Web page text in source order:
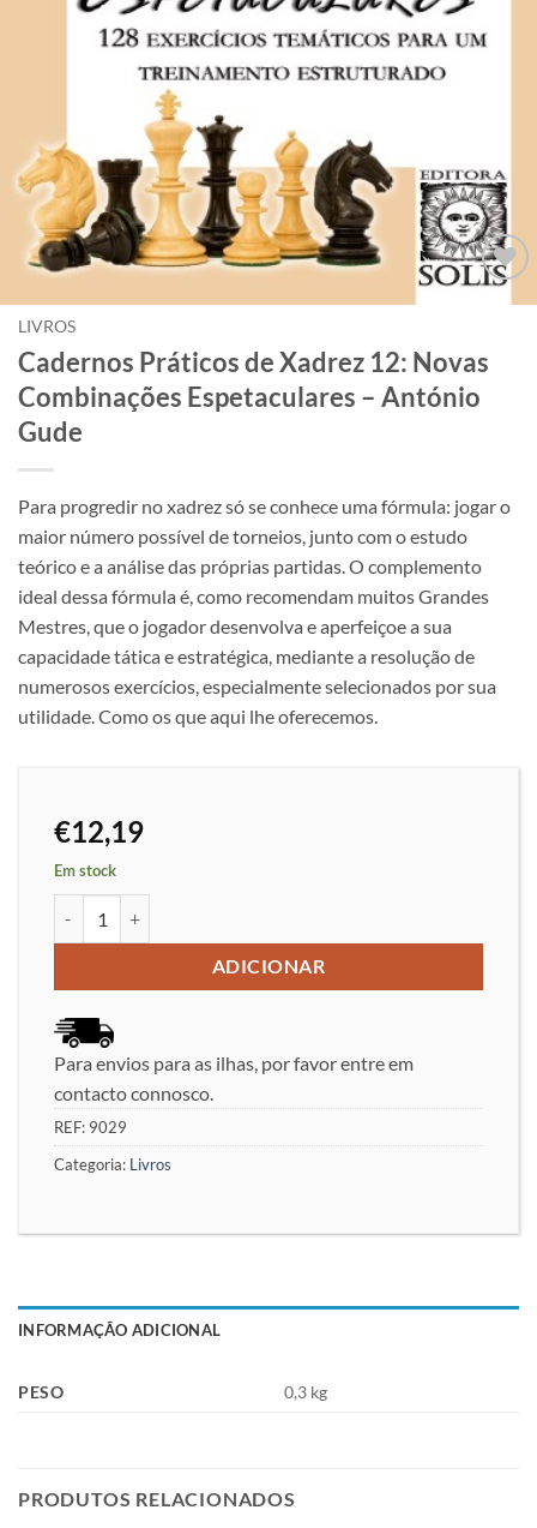
Adicionar
LIVROS
Cadernos Práticos de Xadrez 12: Novas
Combinações Espetaculares – António
Gude
Para progredir no xadrez só se conhece uma fórmula: jogar o
maior número possível de torneios, junto com o estudo
teórico e a análise das próprias partidas. O complemento
ideal dessa fórmula é, como recomendam muitos Grandes
Mestres, que o jogador desenvolva e aperfeiçoe a sua
capacidade tática e estratégica, mediante a resolução de
numerosos exercícios, especialmente selecionados por sua
utilidade. Como os que aqui lhe oferecemos.
€12,19
Em stock
ADICIONAR
Para envios para as ilhas, por favor entre em
contacto connosco.
REF: 9029
Categoria: Livros
INFORMAÇÃO ADICIONAL
PESO 0,3 kg
PRODUTOS RELACIONADOS